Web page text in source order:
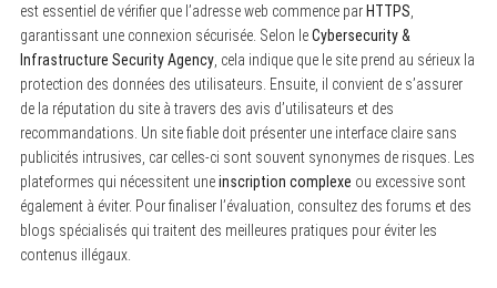
est essentiel de vérifier que l’adresse web commence par HTTPS
garantissant une connexion sécurisée. Selon leCybersecurity &
Infrastructure Security Agency, cela indique que le site prend au sérieux la
protection des données des utilisateurs. Ensuite, il convient de s’assurer
de la réputation du site à travers des avis d’utilisateurs et des
recommandations. Un site fiable doit présenter une interface claire sans
publicités intrusives, car celles-ci sont souvent synonymes de risques. Les
plateformes qui nécessitent uneinscription complexe ou excessive sont
également à éviter. Pour finaliser l’évaluation, consultez des forums et des
blogs spécialisés qui traitent des meilleures pratiques pour éviter les
contenus illégaux.